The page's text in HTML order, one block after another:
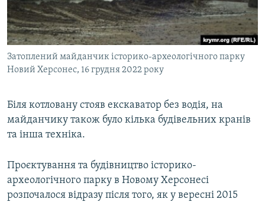
Затоплений майданчик історико-археологічного парку
Новий Херсонес, 16 грудня 2022 року
Біля котловану стояв екскаватор без водія, на
майданчику також було кілька будівельних кранів
та інша техніка.
Проєктування та будівництво історико-
археологічного парку в Новому Херсонесі
розпочалося відразу після того, як у вересні 2015